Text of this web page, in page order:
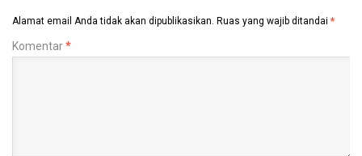
Alamat email Anda tidak akan dipublikasikan. Ruas yang wajib ditandai *
Komentar*